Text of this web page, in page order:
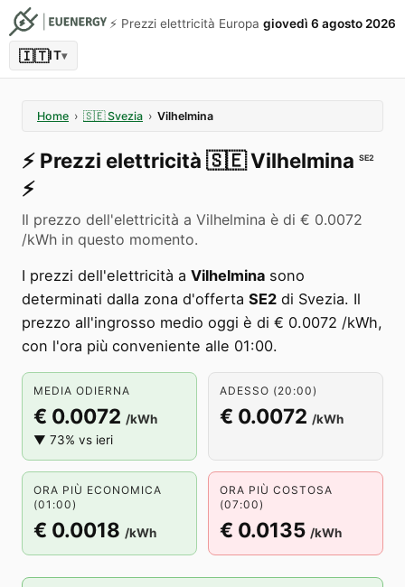
⚡️ Prezzi elettricità Europa giovedì 6 agosto 2026
🇮🇹IT▾
Home › 🇸🇪 Svezia › Vilhelmina
⚡️ Prezzi elettricità 🇸🇪Vilhelmina SE2
⚡️
Il prezzo dell'elettricità a Vilhelmina è di € 0.0072
/kWh in questo momento.
I prezzi dell'elettricità a Vilhelmina sono
determinati dalla zona d'offerta SE2 di Svezia. Il
prezzo all'ingrosso medio oggi è di € 0.0072 /kWh,
con l'ora più conveniente alle 01:00.
MEDIA ODIERNA
€ 0.0072 /kWh
▼ 73% vs ieri
ADESSO (20:00)
€ 0.0072 /kWh
ORA PIÙ ECONOMICA
(01:00)
€ 0.0018 /kWh
ORA PIÙ COSTOSA
(07:00)
€ 0.0135 /kWh